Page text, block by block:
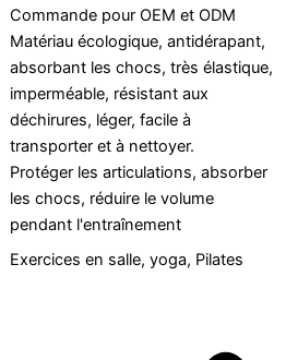
Commande pour OEM et ODM
Matériau écologique, antidérapant,
absorbant les chocs, très élastique,
imperméable, résistant aux
déchirures, léger, facile à
transporter et à nettoyer.
Protéger les articulations, absorber
les chocs, réduire le volume
pendant l'entraînement
Exercices en salle, yoga, Pilates